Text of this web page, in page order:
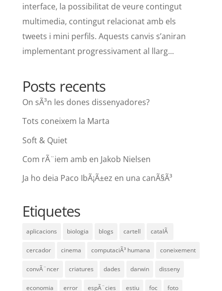
interface, la possibilitat de veure contingut
multimedia, contingut relacionat amb els
tweets i mini perfils. Aquests canvis s’aniran
implementant progressivament al llarg...
Posts recents
On sÃ³n les dones dissenyadores?
Tots coneixem la Marta
Soft & Quiet
Com rÃ¨iem amb en Jakob Nielsen
Ja ho deia Paco IbÃ¡Ã±ez en una canÃ§Ã³
Etiquetes
aplicacions biologia blogs cartell catalÃ
cercador cinema computaciÃ³ humana coneixement
convÃ¨ncer criatures dades darwin disseny
economia error espÃ¨cies estiu foc foto